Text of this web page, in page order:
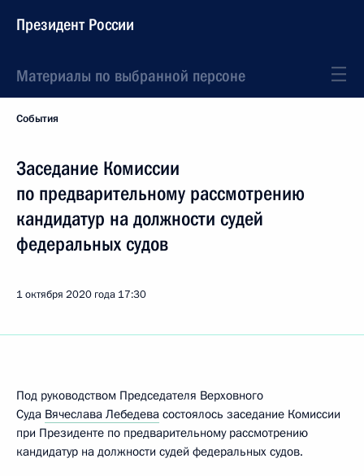
Президент России
Материалы по выбранной персоне
События
Заседание Комиссии
по предварительному рассмотрению
кандидатур на должности судей
федеральных судов
1 октября 2020 года 17:30
Под руководством Председателя Верховного
Суда Вячеслава Лебедева состоялось заседание Комиссии
при Президенте по предварительному рассмотрению
кандидатур на должности судей федеральных судов.